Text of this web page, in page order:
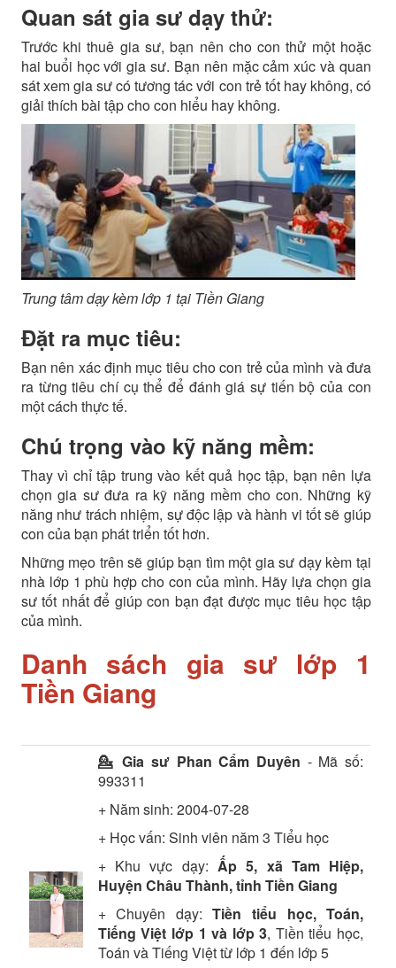
Quan sát gia sư dạy thử:
Trước khi thuê gia sư, bạn nên cho con thử một hoặc
hai buổi học với gia sư. Bạn nên mặc cảm xúc và quan
sát xem gia sư có tương tác với con trẻ tốt hay không, có
giải thích bài tập cho con hiểu hay không.
Trung tâm dạy kèm lớp 1 tại Tiền Giang
Đặt ra mục tiêu:
Bạn nên xác định mục tiêu cho con trẻ của mình và đưa
ra từng tiêu chí cụ thể để đánh giá sự tiến bộ của con
một cách thực tế.
Chú trọng vào kỹ năng mềm:
Thay vì chỉ tập trung vào kết quả học tập, bạn nên lựa
chọn gia sư đưa ra kỹ năng mềm cho con. Những kỹ
năng như trách nhiệm, sự độc lập và hành vi tốt sẽ giúp
con của bạn phát triển tốt hơn.
Những mẹo trên sẽ giúp bạn tìm một gia sư dạy kèm tại
nhà lớp 1 phù hợp cho con của mình. Hãy lựa chọn gia
sư tốt nhất để giúp con bạn đạt được mục tiêu học tập
của mình.
Danh sách gia sư lớp 1
Tiền Giang
💁 Gia sư Phan Cẩm Duyên - Mã số:
993311
+ Năm sinh: 2004-07-28
+ Học vấn: Sinh viên năm 3 Tiểu học
+ Khu vực dạy: Ấp 5, xã Tam Hiệp,
Huyện Châu Thành, tỉnh Tiền Giang
+ Chuyên dạy:Tiền tiểu học, Toán,
Tiếng Việt lớp 1 và lớp 3, Tiền tiểu học,
Toán và Tiếng Việt từ lớp 1 đến lớp 5